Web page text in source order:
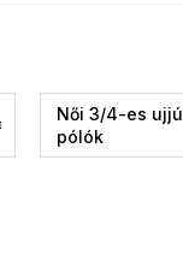
Női 3/4-es ujjú
pólók